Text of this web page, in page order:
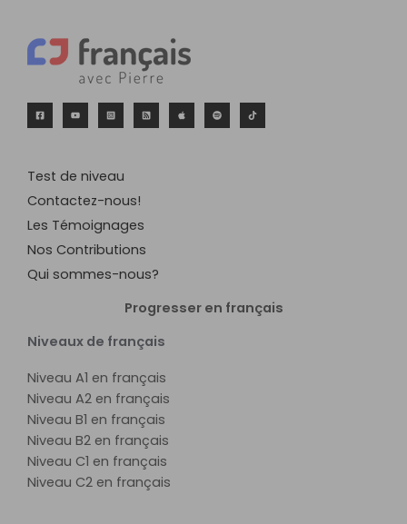
Test de niveau
Contactez-nous!
Les Témoignages
Nos Contributions
Qui sommes-nous?
Progresser en français
Niveaux de français
Niveau A1 en français
Niveau A2 en français
Niveau B1 en français
Niveau B2 en français
Niveau C1 en français
Niveau C2 en français